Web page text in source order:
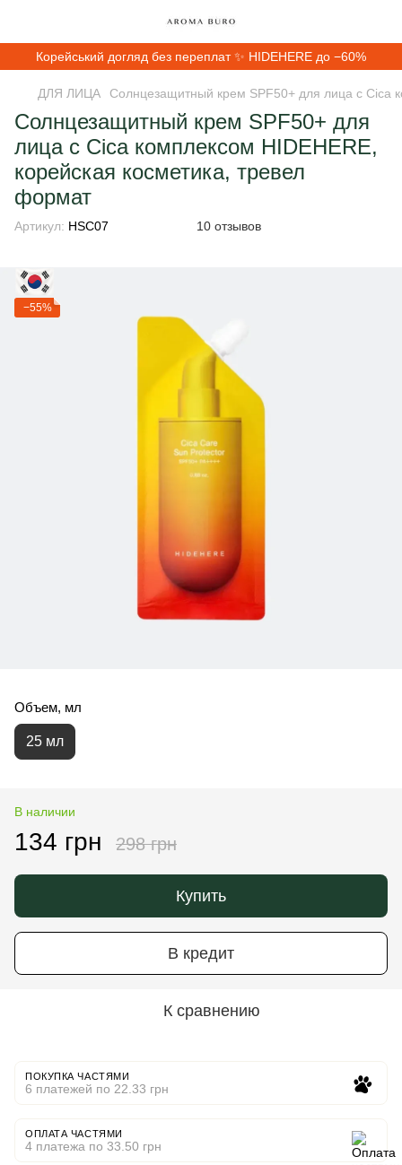
Корейський догляд без переплат ✨ HIDEHERE до −60%
ДЛЯ ЛИЦА Солнцезащитный крем SPF50+ для лица с Cica
Солнцезащитный крем SPF50+ для
лица с Cica комплексом HIDEHERE,
корейская косметика, тревел
формат
Артикул: HSC07 10 отзывов
−55%
Объем, мл
25 мл
В наличии
134 грн 298 грн
Купить
В кредит
К сравнению
ПОКУПКА ЧАСТЯМИ
6 платежей по 22.33 грн
ОПЛАТА ЧАСТЯМИ
4 платежа по 33.50 грн